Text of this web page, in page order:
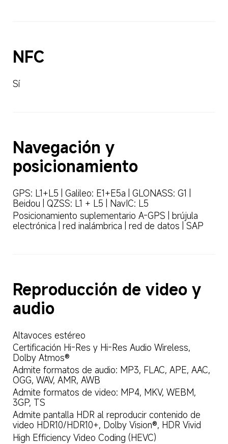
NFC
Sí
Navegación y
posicionamiento
GPS: L1+L5 | Galileo: E1+E5a | GLONASS: G1 |
Beidou | QZSS: L1 + L5 | NavIC: L5
Posicionamiento suplementario A-GPS | brújula
electrónica | red inalámbrica | red de datos | SAP
Reproducción de video y
audio
Altavoces estéreo
Certificación Hi-Res y Hi-Res Audio Wireless,
Dolby Atmos®
Admite formatos de audio: MP3, FLAC, APE, AAC,
OGG, WAV, AMR, AWB
Admite formatos de video: MP4, MKV, WEBM,
3GP, TS
Admite pantalla HDR al reproducir contenido de
video HDR10/HDR10+, Dolby Vision®, HDR Vivid
High Efficiency Video Coding (HEVC)